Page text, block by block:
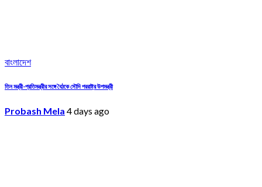
বাংলাদেশ
তিন মন্ত্রী-প্রতিমন্ত্রীর সঙ্গে বৈঠকে সৌদি পররাষ্ট্র উপমন্ত্রী
Probash Mela 4 days ago